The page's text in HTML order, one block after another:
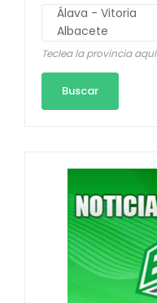
Teclea la provincia aquí